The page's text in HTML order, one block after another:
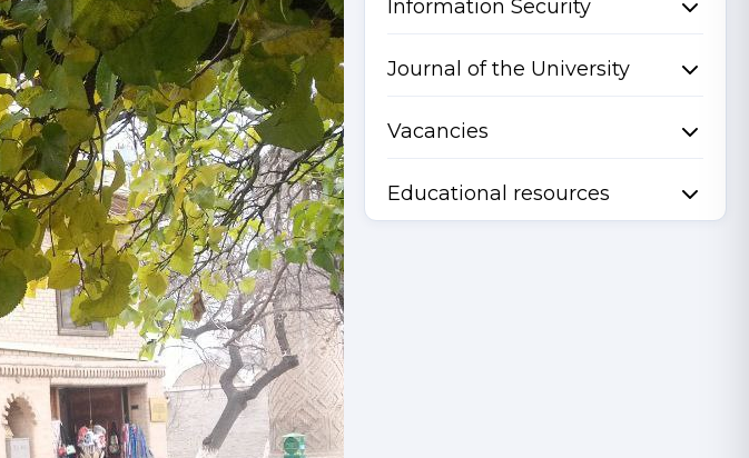
Information Security
Journal of the University
Vacancies
Educational resources